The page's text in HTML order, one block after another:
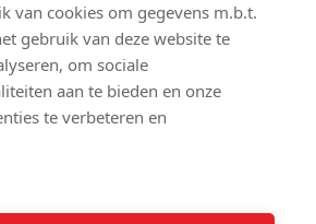
van deze website
akkoord.
van cookies om gegevens m.b.t.
gebruik van deze website te
om sociale
aan te bieden en onze
te verbeteren en